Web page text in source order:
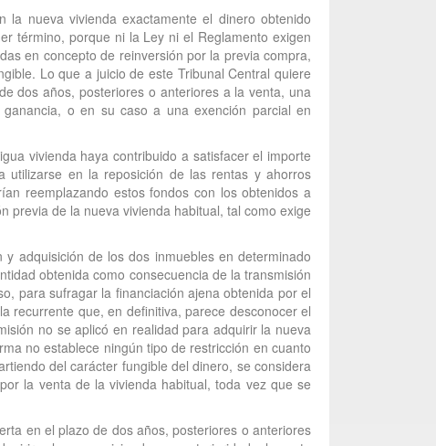
nueva vivienda exactamente el dinero obtenido
término, porque ni la Ley ni el Reglamento exigen
en concepto de reinversión por la previa compra,
Lo que a juicio de este Tribunal Central quiere
dos años, posteriores o anteriores a la venta, una
o en su caso a una exención parcial en
vivienda haya contribuido a satisfacer el importe
en la reposición de las rentas y ahorros
reemplazando estos fondos con los obtenidos a
previa de la nueva vivienda habitual, tal como exige
adquisición de los dos inmuebles en determinado
obtenida como consecuencia de la transmisión
para sufragar la financiación ajena obtenida por el
recurrente que, en definitiva, parece desconocer el
no se aplicó en realidad para adquirir la nueva
no establece ningún tipo de restricción en cuanto
del carácter fungible del dinero, se considera
la venta de la vivienda habitual, toda vez que se
en el plazo de dos años, posteriores o anteriores